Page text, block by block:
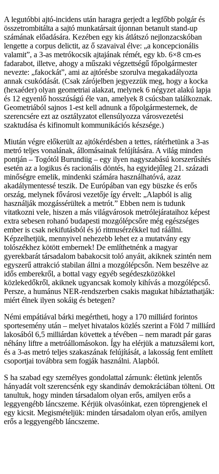
A legutóbbi ajtó-incidens után haragra gerjedt a legfőbb polgár és
összetrombitálta a sajtó munkatársait újonnan betanult stand-up
számának előadására. Kezében egy kis átlátszó nejlonzacskóban
lengette a corpus delictit, az ő szavaival élve: „a koncepcionális
valamit”, a 3-as metrókocsik ajtajának rémét, egy kb. 6×8 cm-es
fadarabot, illetve, ahogy a műszaki végzettségű főpolgármester
nevezte: „fakockát”, ami az ajtórésbe szorulva megakadályozta
annak csukódását. (Csak zárójelben jegyezzük meg, hogy a kocka
(hexaéder) olyan geometriai alakzat, melynek 6 négyzet alakú lapja
és 12 egyenlő hosszúságú éle van, amelyek 8 csúcsban találkoznak.
Geometriából sajnos 1-est kell adnunk a főpolgármesternek, de
szerencsére ezt az osztályzatot ellensúlyozza városvezetési
szaktudása és kifinomult kommunikációs készsége.)
Miután végre előkerült az ajtókérdésben a tettes, rátérhetünk a 3-as
metró teljes vonalának, állomásainak felújítására. A világ minden
pontján – Togótól Burundiig – egy ilyen nagyszabású korszerűsítés
esetén az a logikus és racionális döntés, ha egyidejűleg 21. századi
minőségre emelik, mindenki számára használhatóvá, azaz
akadálymentessé teszik. De Európában van egy büszke és erős
ország, melynek fővárosi vezetője így érvelt: „Alapból is alig
használják mozgássérültek a metrót.” Ebben nem is tudunk
vitatkozni vele, hiszen a más világvárosok metrólejárataihoz képest
extra sebesen rohanó budapesti mozgólépcsőre még egészséges
ember is csak nekifutásból és jó ritmusérzékkel tud ráállni.
Képzelhetjük, mennyivel nehezebb lehet ez a mutatvány egy
tolószékhez kötött embernek! De említhetnénk a magyar
gyerekbarát társadalom babakocsit toló anyáit, akiknek szintén nem
egyszerű attrakció stabilan állni a mozgólépcsőn. Nem beszélve az
idős emberekről, a bottal vagy egyéb segédeszközökkel
közlekedőkről, akiknek ugyancsak komoly kihívás a mozgólépcső.
Persze, a humánus NER-rendszerben csakis magukat hibáztathatják:
miért élnek ilyen sokáig és betegen?
Némi empátiával bárki megértheti, hogy a 170 milliárd forintos
sportesemény után – melyet hivatalos közlés szerint a Föld 7 milliárd
lakosából 6,5 milliárdan követtek a tévében – nem maradt pár garas
néhány liftre a metróállomásokon. Így ha elérjük a matuzsálemi kort,
és a 3-as metró teljes szakaszának felújítását, a lakosság fent említett
csoportjai továbbra sem fogják használni. Alapból.
S ha szabad egy személyes gondolattal zárnunk: életünk jelentős
hányadát volt szerencsénk egy skandináv demokráciában tölteni. Ott
tanultuk, hogy minden társadalom olyan erős, amilyen erős a
leggyengébb láncszeme. Kérjük olvasóinkat, ezen töprengjenek el
egy kicsit. Megismételjük: minden társadalom olyan erős, amilyen
erős a leggyengébb láncszeme.